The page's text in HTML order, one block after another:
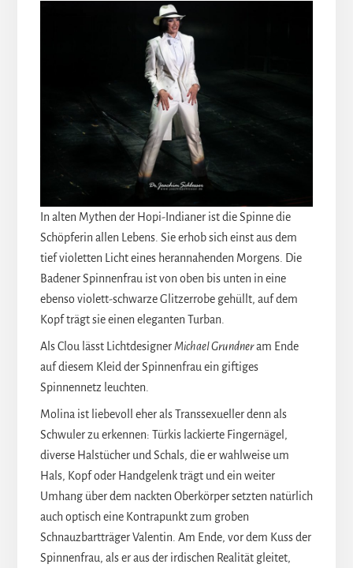
In alten Mythen der Hopi-Indianer ist die Spinne die
Schöpferin allen Lebens. Sie erhob sich einst aus dem
tief violetten Licht eines herannahenden Morgens. Die
Badener Spinnenfrau ist von oben bis unten in eine
ebenso violett-schwarze Glitzerrobe gehüllt, auf dem
Kopf trägt sie einen eleganten Turban.
Als Clou lässt LichtdesignerMichael Grundneram Ende
auf diesem Kleid der Spinnenfrau ein giftiges
Spinnennetz leuchten.
Molina ist liebevoll eher als Transsexueller denn als
Schwuler zu erkennen: Türkis lackierte Fingernägel,
diverse Halstücher und Schals, die er wahlweise um
Hals, Kopf oder Handgelenk trägt und ein weiter
Umhang über dem nackten Oberkörper setzten natürlich
auch optisch eine Kontrapunkt zum groben
Schnauzbartträger Valentin. Am Ende, vor dem Kuss der
Spinnenfrau, als er aus der irdischen Realität gleitet,